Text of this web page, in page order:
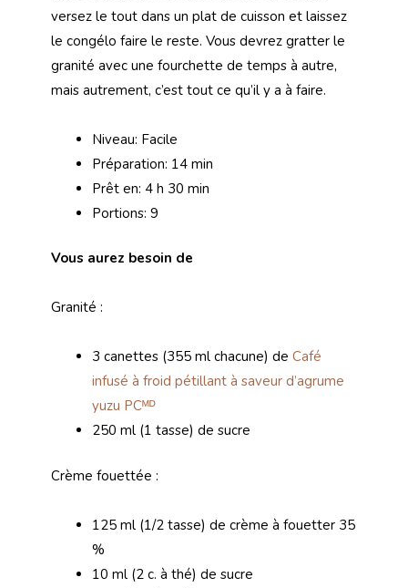
versez le tout dans un plat de cuisson et laissez
le congélo faire le reste. Vous devrez gratter le
granité avec une fourchette de temps à autre,
mais autrement, c’est tout ce qu’il y a à faire.
Niveau: Facile
Préparation: 14 min
Prêt en: 4 h 30 min
Portions: 9
Vous aurez besoin de
Granité :
3 canettes (355 ml chacune) de Café
infusé à froid pétillant à saveur d’agrume
yuzu PCᴹᴰ
250 ml (1 tasse) de sucre
Crème fouettée :
125 ml (1/2 tasse) de crème à fouetter 35
%
10 ml (2 c. à thé) de sucre